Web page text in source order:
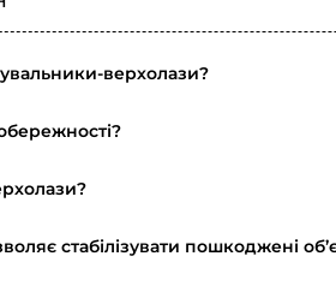
верхолази?
стабілізувати пошкоджені